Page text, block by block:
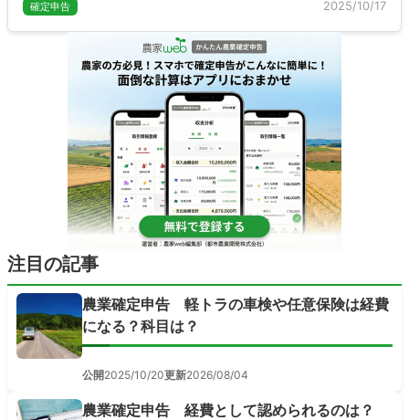
確定申告 2025/10/17
注目の記事
農業確定申告 軽トラの車検や任意保険は経費
になる？科目は？
公開2025/10/20更新2026/08/04
農業確定申告 経費として認められるのは？